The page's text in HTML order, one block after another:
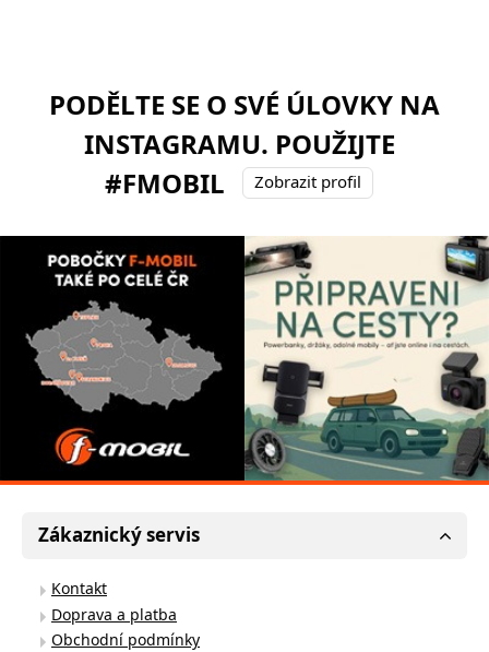
PODĚLTE SE O SVÉ ÚLOVKY NA
INSTAGRAMU. POUŽIJTE
#FMOBIL
Zobrazit profil
Zákaznický servis
Kontakt
Doprava a platba
Obchodní podmínky